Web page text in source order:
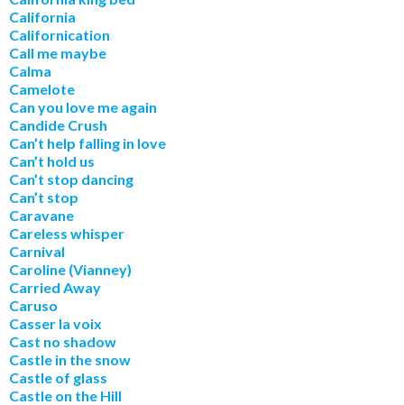
California
Californication
Call me maybe
Calma
Camelote
Can you love me again
Candide Crush
Can’t help falling in love
Can’t hold us
Can’t stop dancing
Can’t stop
Caravane
Careless whisper
Carnival
Caroline (Vianney)
Carried Away
Caruso
Casser la voix
Cast no shadow
Castle in the snow
Castle of glass
Castle on the Hill